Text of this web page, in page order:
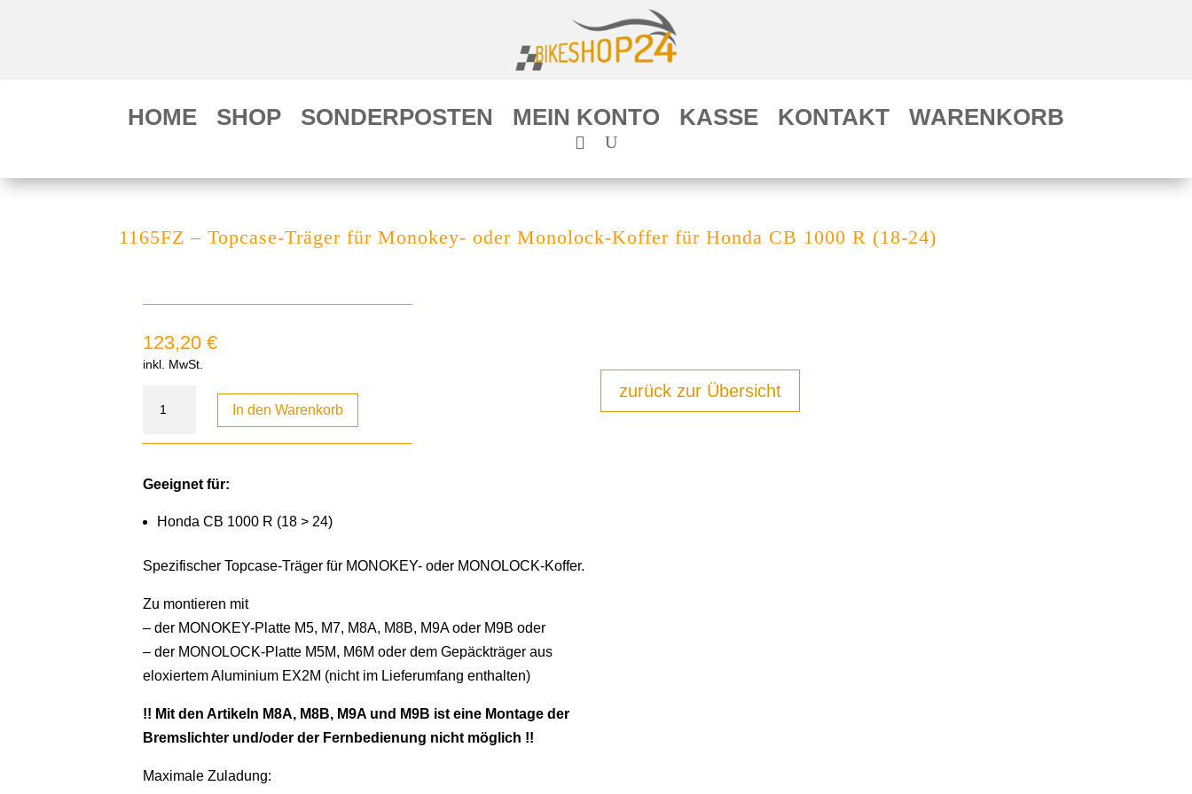
HOME SHOP SONDERPOSTEN MEIN KONTO KASSE KONTAKT WARENKORB
1165FZ – Topcase-Träger für Monokey- oder Monolock-Koffer für Honda CB 1000 R (18-24)
123,20€
inkl. MwSt.
In den Warenkorb
Geeignet für:
Honda CB 1000 R (18 > 24)
Spezifischer Topcase-Träger für MONOKEY- oder MONOLOCK-Koffer.
Zu montieren mit
– der MONOKEY-Platte M5, M7, M8A, M8B, M9A oder M9B oder
– der MONOLOCK-Platte M5M, M6M oder dem Gepäckträger aus
eloxiertem Aluminium EX2M (nicht im Lieferumfang enthalten)
!! Mit den Artikeln M8A, M8B, M9A und M9B ist eine Montage der
Bremslichter und/oder der Fernbedienung nicht möglich !!
Maximale Zuladung:
zurück zur Übersicht